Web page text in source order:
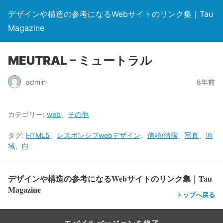
デザインや構造の参考になるWebサイトのリンク集｜Tau
Magazine
MEUTRAL – ミュートラル
admin 8年前
カテゴリー: web その他
タグ: HTML5 レスポンシブwebデザイン 信頼/清潔 写真
地
域
白
デザインや構造の参考になるWebサイトのリンク集｜Tau
Magazine
トップへ戻る